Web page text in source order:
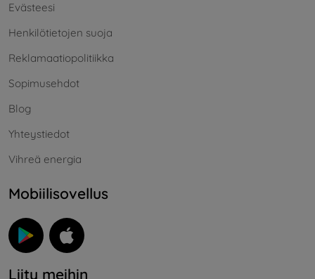
Evästeesi
Henkilötietojen suoja
Reklamaatiopolitiikka
Sopimusehdot
Blog
Yhteystiedot
Vihreä energia
Mobiilisovellus
Liity meihin